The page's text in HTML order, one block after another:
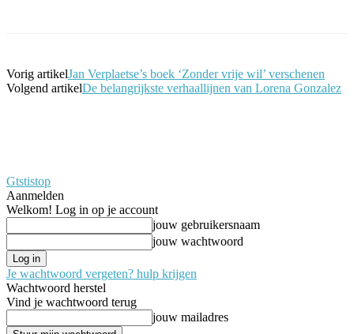
Vorig artikelJan Verplaetse’s boek ‘Zonder vrije wil’ verschenen
Volgend artikelDe belangrijkste verhaallijnen van Lorena Gonzalez
Gtstistop
Aanmelden
Welkom! Log in op je account
jouw gebruikersnaam
jouw wachtwoord
Je wachtwoord vergeten? hulp krijgen
Wachtwoord herstel
Vind je wachtwoord terug
jouw mailadres